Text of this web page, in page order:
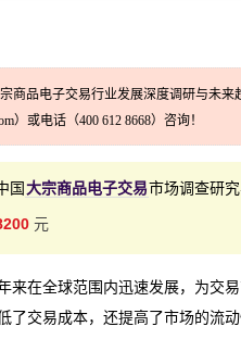
宗商品电子交易行业发展深度调研与未
）或电话（400 612 8668）咨询！
国 大宗商品电子交易市场调查研
元
来在全球范围内迅速发展，为交
了交易成本，还提高了市场的流